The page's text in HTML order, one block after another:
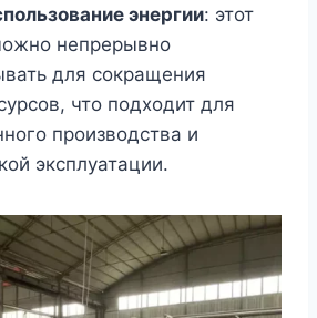
энергии: этот
непрерывно
для сокращения
что подходит для
производства и
эксплуатации.